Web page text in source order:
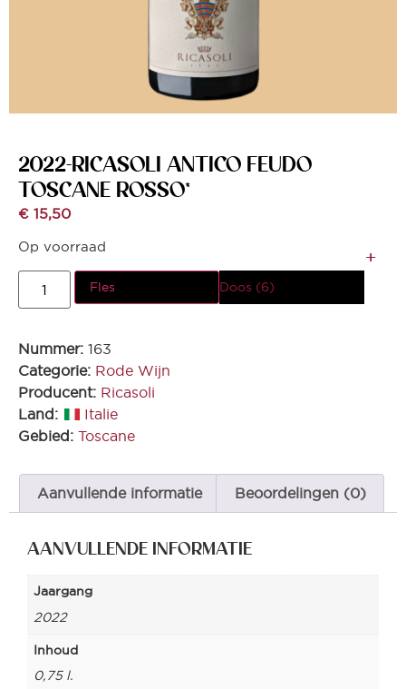
2022-RICASOLI ANTICO FEUDO
TOSCANE ROSSO*
€ 15,50
Op voorraad
Fles Doos (6)
Nummer: 163
Categorie: Rode Wijn
Producent: Ricasoli
Land:
Italie
Gebied: Toscane
Aanvullende informatie Beoordelingen (0)
AANVULLENDE INFORMATIE
Jaargang
2022
Inhoud
0,75 l.